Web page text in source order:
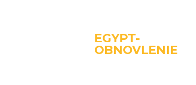
EGYPT-
OBNOVLENIE